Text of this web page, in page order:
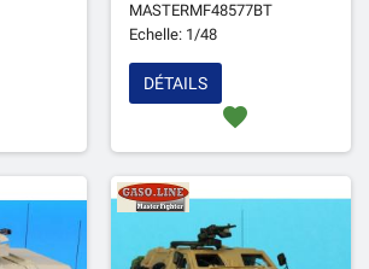
MASTERMF48577BT
Echelle: 1/48
favorite
DÉTAILS